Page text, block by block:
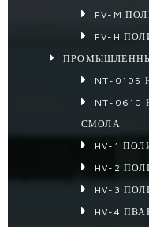
FV-M
FV-H
NT-0105
NT-0610
СМОЛА
HV-1
HV-2
HV-3
HV-4